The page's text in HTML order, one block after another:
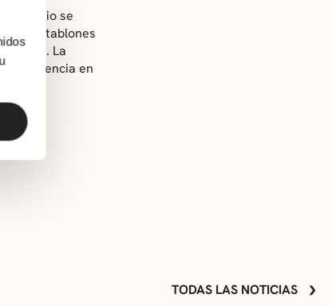
de junio se
en los tablones
La
preferencia en
TODAS LAS NOTICIAS